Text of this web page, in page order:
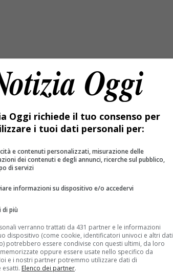
i benemeriti
Oggi richiede il tuo consenso per
i tuoi dati personali per:
e contenuti personalizzati, misurazione delle
dei contenuti e degli annunci, ricerche sul pubblico,
di servizi
informazioni su dispositivo e/o accedervi
di più
verranno trattati da 431 partner e le informazioni
dispositivo (come cookie, identificatori univoci e altri dati
potrebbero essere condivise con questi ultimi, da loro
oppure essere usate nello specifico da
e i nostri partner potremmo utilizzare dati di
esatti. Elenco dei partner.